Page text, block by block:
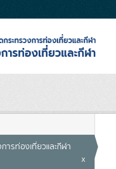
ารท่องเที่ยวและกีฬา
x